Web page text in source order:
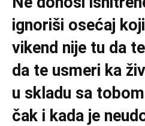
ignoriši osećaj
vikend nije tu da
da te usmeri ka
u skladu sa
čak i kada je